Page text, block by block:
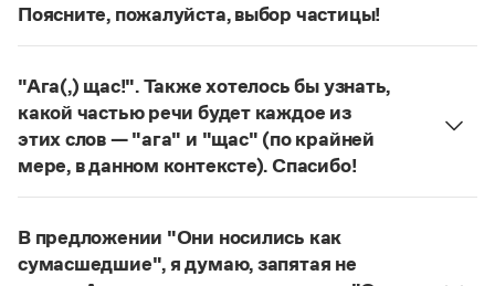
Правила русского языка: от азов до тонкостей
Интерактивные упражнения: от простого к сложному
Издательство
Словари
Учебники и справочники
Все книги
Поясните, пожалуйста, выбор частицы!
Правильно:Где бы ты ни был, помни о своих
восклицательных предложениях: Где ты только
не был!
"Ага(,) щас!". Также хотелось бы узнать,
какой частью речи будет каждое из
этих слов — "ага" и "щас" (по крайней
мере, в данном контексте). Спасибо!
Ага—частица, которая в данном случае
отказа говорящего поверить в достоверность
какого-л. сообщения.Щас!— синтаксический
В предложении "Они носились как
сумасшедшие", я думаю, запятая не